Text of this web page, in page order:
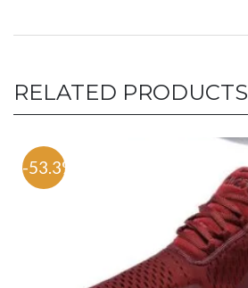
RELATED PRODUCTS
-53.3%